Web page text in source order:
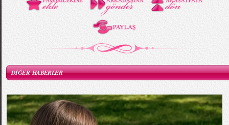
DİĞER HABERLER